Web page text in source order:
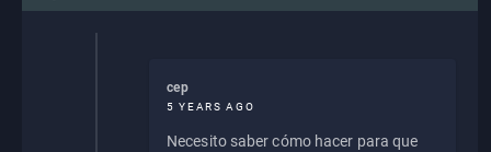
cep
5 YEARS AGO
Necesito saber cómo hacer para que